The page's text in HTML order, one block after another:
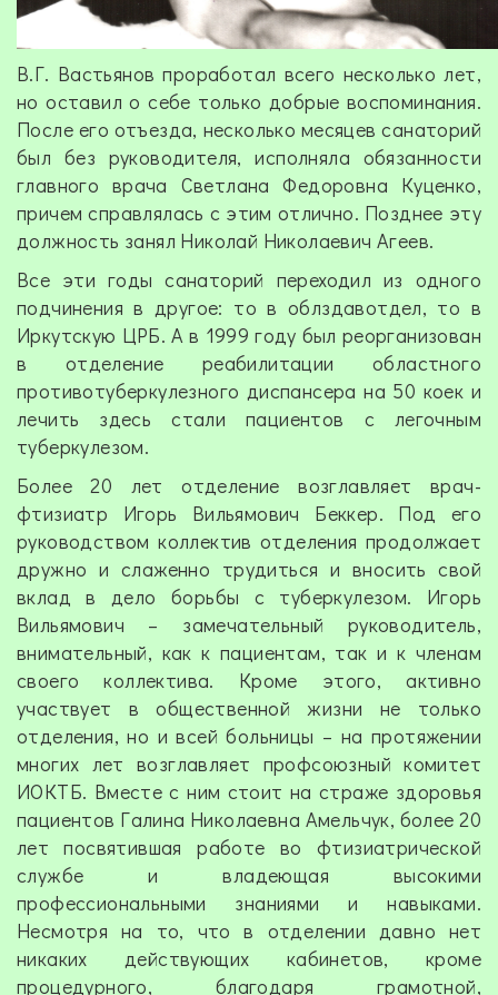
В.Г. Вастьянов проработал всего несколько лет,
но оставил о себе только добрые воспоминания.
После его отъезда, несколько месяцев санаторий
был без руководителя, исполняла обязанности
главного врача Светлана Федоровна Куценко,
причем справлялась с этим отлично. Позднее эту
должность занял Николай Николаевич Агеев.
Все эти годы санаторий переходил из одного
подчинения в другое: то в облздавотдел, то в
Иркутскую ЦРБ. А в 1999 году был реорганизован
в отделение реабилитации областного
противотуберкулезного диспансера на 50 коек и
лечить здесь стали пациентов с легочным
туберкулезом.
Более 20 лет отделение возглавляет врач-
фтизиатр Игорь Вильямович Беккер. Под его
руководством коллектив отделения продолжает
дружно и слаженно трудиться и вносить свой
вклад в дело борьбы с туберкулезом. Игорь
Вильямович – замечательный руководитель,
внимательный, как к пациентам, так и к членам
своего коллектива. Кроме этого, активно
участвует в общественной жизни не только
отделения, но и всей больницы – на протяжении
многих лет возглавляет профсоюзный комитет
ИОКТБ. Вместе с ним стоит на страже здоровья
пациентов Галина Николаевна Амельчук, более 20
лет посвятившая работе во фтизиатрической
службе и владеющая высокими
профессиональными знаниями и навыками.
Несмотря на то, что в отделении давно нет
никаких действующих кабинетов, кроме
процедурного, благодаря грамотной,